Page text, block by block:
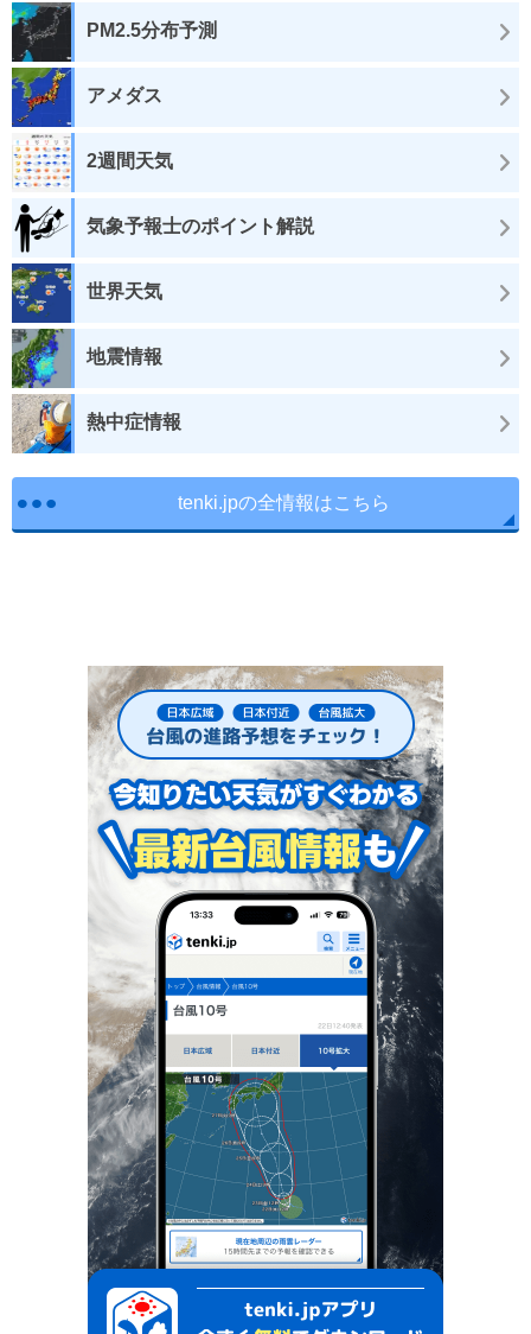
PM2.5分布予測
アメダス
2週間天気
気象予報士のポイント解説
世界天気
地震情報
熱中症情報
tenki.jpの全情報はこちら